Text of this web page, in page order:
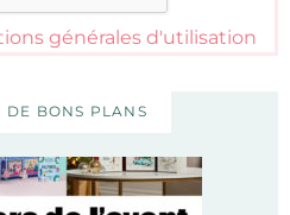
générales d'utilisation
DE BONS PLANS